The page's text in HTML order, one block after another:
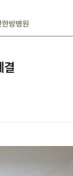
한방병원
결